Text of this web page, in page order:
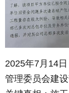
2025年7月14
管理委员会建